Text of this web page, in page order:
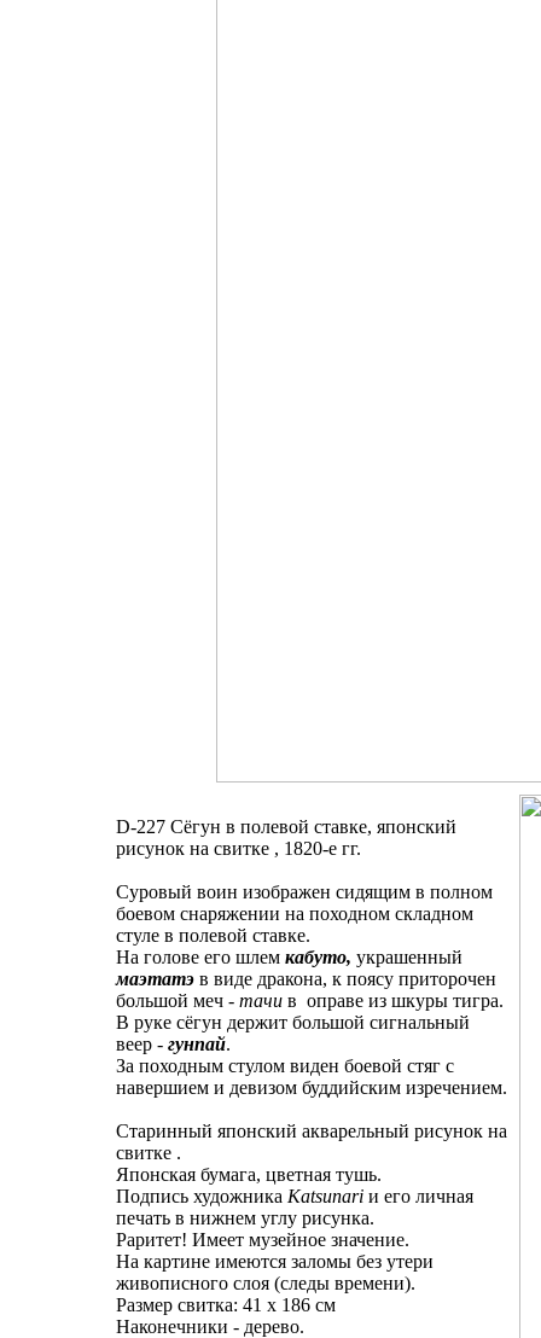
D-227 Сёгун в полевой ставке, японский
рисунок на свитке , 1820-е гг.
Суровый воин изображен сидящим в полном
боевом снаряжении на походном складном
стуле в полевой ставке.
На голове его шлем кабуто, украшенный
маэтатэ в виде дракона, к поясу приторочен
большой меч - тачи в оправе из шкуры тигра.
В руке сёгун держит большой сигнальный
веер - гунпай.
За походным стулом виден боевой стяг с
навершием и девизом буддийским изречением.
Старинный японский акварельный рисунок на
свитке .
Японская бумага, цветная тушь.
Подпись художника Katsunari и его личная
печать в нижнем углу рисунка.
Раритет! Имеет музейное значение.
На картине имеются заломы без утери
живописного слоя (следы времени).
Размер свитка: 41 х 186 см
Наконечники - дерево.